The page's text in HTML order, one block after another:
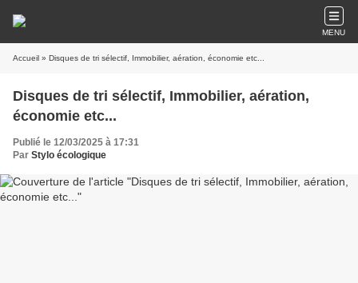
MENU
Accueil » Disques de tri sélectif, Immobilier, aération, économie etc...
Disques de tri sélectif, Immobilier, aération,
économie etc...
Publié le 12/03/2025 à 17:31
Par Stylo écologique